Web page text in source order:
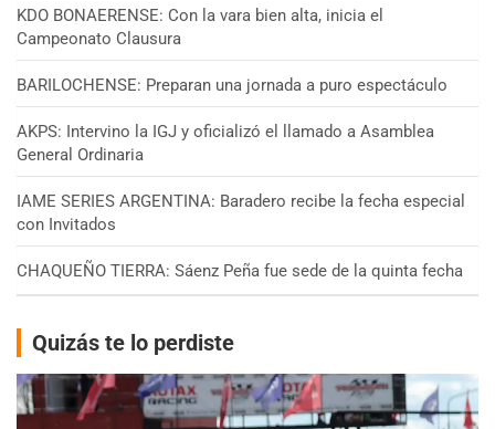
KDO BONAERENSE: Con la vara bien alta, inicia el
Campeonato Clausura
BARILOCHENSE: Preparan una jornada a puro espectáculo
AKPS: Intervino la IGJ y oficializó el llamado a Asamblea
General Ordinaria
IAME SERIES ARGENTINA: Baradero recibe la fecha especial
con Invitados
CHAQUEÑO TIERRA: Sáenz Peña fue sede de la quinta fecha
Quizás te lo perdiste